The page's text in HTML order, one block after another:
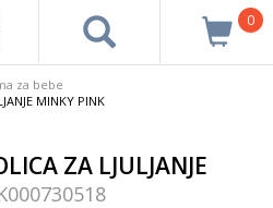
0
za bebe
MINKY PINK
ZA LJULJANJE